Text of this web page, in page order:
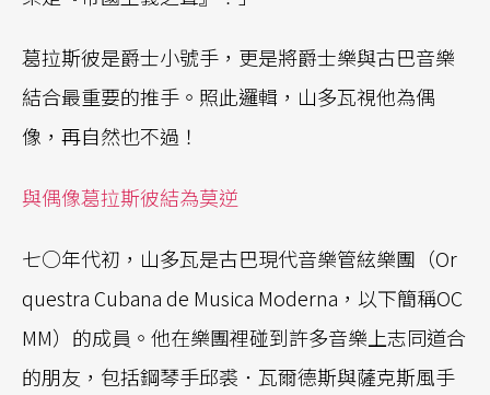
葛拉斯彼是爵士小號手，更是將爵士樂與古巴音樂
結合最重要的推手。照此邏輯，山多瓦視他為偶
像，再自然也不過！
與偶像葛拉斯彼結為莫逆
七○年代初，山多瓦是古巴現代音樂管絃樂團（Or
questra Cubana de Musica Moderna，以下簡稱OC
MM）的成員。他在樂團裡碰到許多音樂上志同道合
的朋友，包括鋼琴手邱裘．瓦爾德斯與薩克斯風手